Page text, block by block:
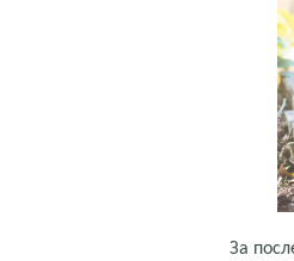
За